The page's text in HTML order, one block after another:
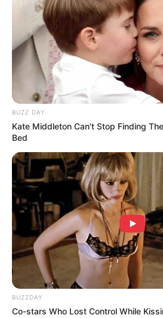
LIHAT
BUZZ DAY
Kate Middleton Can't Stop Finding
Bed
BUZZDAY
Co-stars Who Lost Control While